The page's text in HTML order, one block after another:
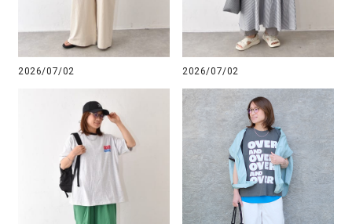
2026/07/02 2026/07/02